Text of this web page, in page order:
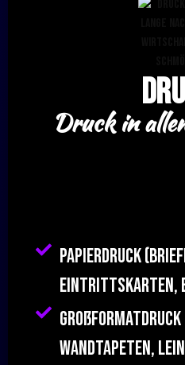
Druck in
Papierdruck
Eintrittskarten,
Großformatdruck
Wandtapeten,